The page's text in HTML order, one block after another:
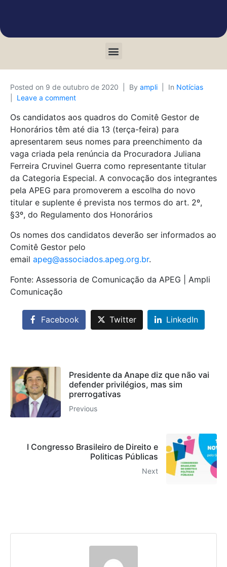
Posted on 9 de outubro de 2020 By ampli In Notícias
Leave a comment
Os candidatos aos quadros do Comitê Gestor de
Honorários têm até dia 13 (terça-feira) para
apresentarem seus nomes para preenchimento da
vaga criada pela renúncia da Procuradora Juliana
Ferreira Cruvinel Guerra como representante titular
da Categoria Especial. A convocação dos integrantes
pela APEG para promoverem a escolha do novo
titular e suplente é prevista nos termos do art. 2º,
§3º, do Regulamento dos Honorários
Os nomes dos candidatos deverão ser informados ao
Comitê Gestor pelo
email apeg@associados.apeg.org.br.
Fonte: Assessoria de Comunicação da APEG | Ampli
Comunicação
Facebook Twitter LinkedIn
Presidente da Anape diz que não vai
defender privilégios, mas sim
prerrogativas
Previous
I Congresso Brasileiro de Direito e
Politicas Públicas
Next